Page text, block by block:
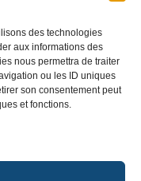
des technologies
aux informations des
nous permettra de traiter
ou les ID uniques
son consentement peut
et fonctions.